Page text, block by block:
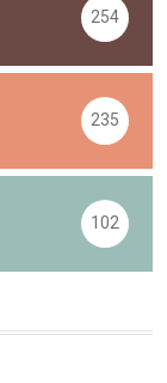
254
235
102